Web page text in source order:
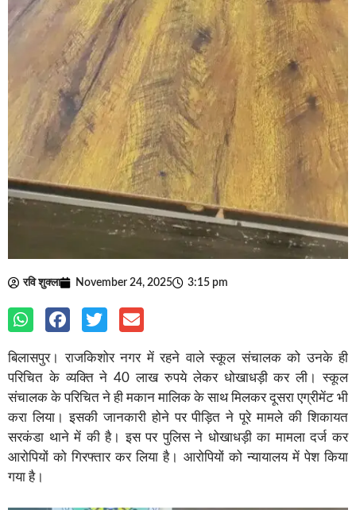
रवि शुक्ला November 24, 2025 3:15 pm
बिलासपुर। राजकिशोर नगर में रहने वाले स्कूल संचालक को उनके ही
परिचित के व्यक्ति ने 40 लाख रुपये लेकर धोखाधड़ी कर ली। स्कूल
संचालक के परिचित ने ही मकान मालिक के साथ मिलकर दूसरा एग्रीमेंट भी
करा लिया। इसकी जानकारी होने पर पीड़ित ने पूरे मामले की शिकायत
सरकंडा थाने में की है। इस पर पुलिस ने धोखाधड़ी का मामला दर्ज कर
आरोपियों को गिरफ्तार कर लिया है। आरोपियों को न्यायालय में पेश किया
गया है।